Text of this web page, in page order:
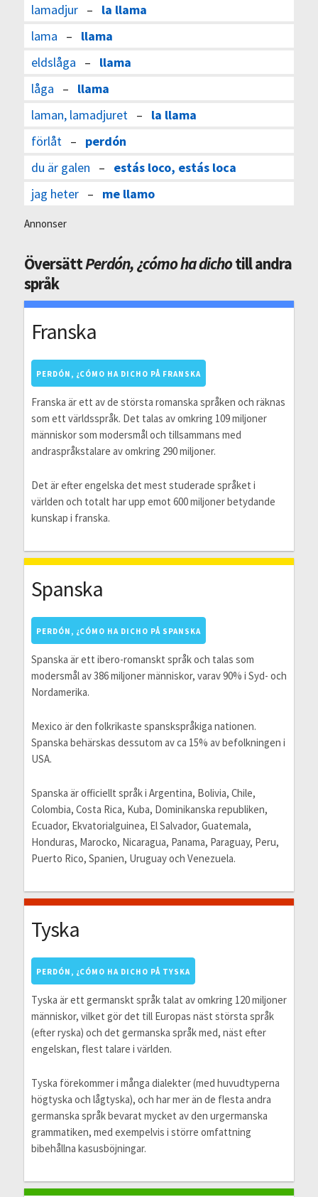
lamadjur– la llama
lama – llama
eldslåga – llama
låga – llama
laman, lamadjuret – la llama
förlåt – perdón
du är galen – estás loco, estás loca
jag heter– me llamo
Annonser
ÖversättPerdón, ¿cómo ha dichotill andra
språk
Franska
PERDÓN, ¿CÓMO HA DICHO PÅ FRANSKA
Franska är ett av de största romanska språken och räknas
som ett världsspråk. Det talas av omkring 109 miljoner
människor som modersmål och tillsammans med
andraspråkstalare av omkring 290 miljoner.
Det är efter engelska det mest studerade språket i
världen och totalt har upp emot 600 miljoner betydande
kunskap i franska.
Spanska
PERDÓN, ¿CÓMO HA DICHO PÅ SPANSKA
Spanska är ett ibero-romanskt språk och talas som
modersmål av 386 miljoner människor, varav 90% i Syd- och
Nordamerika.
Mexico är den folkrikaste spanskspråkiga nationen.
Spanska behärskas dessutom av ca 15% av befolkningen i
USA.
Spanska är officiellt språk i Argentina, Bolivia, Chile,
Colombia, Costa Rica, Kuba, Dominikanska republiken,
Ecuador, Ekvatorialguinea, El Salvador, Guatemala,
Honduras, Marocko, Nicaragua, Panama, Paraguay, Peru,
Puerto Rico, Spanien, Uruguay och Venezuela.
Tyska
PERDÓN, ¿CÓMO HA DICHO PÅ TYSKA
Tyska är ett germanskt språk talat av omkring 120 miljoner
människor, vilket gör det till Europas näst största språk
(efter ryska) och det germanska språk med, näst efter
engelskan, flest talare i världen.
Tyska förekommer i många dialekter (med huvudtyperna
högtyska och lågtyska), och har mer än de flesta andra
germanska språk bevarat mycket av den urgermanska
grammatiken, med exempelvis i större omfattning
bibehållna kasusböjningar.